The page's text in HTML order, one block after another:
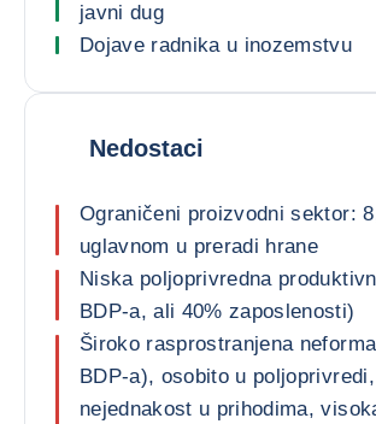
javni dug
Dojave radnika u inozemstvu
Nedostaci
Ograničeni proizvodni sektor:
uglavnom u preradi hrane
Niska poljoprivredna
BDP-a, ali 40% zaposlenosti)
Široko rasprostranjena
BDP-a), osobito u
nejednakost u prihodima,